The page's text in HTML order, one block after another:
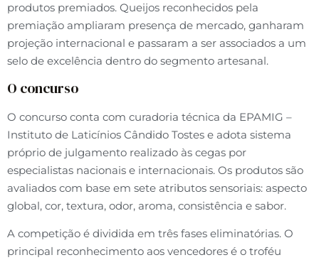
produtos premiados. Queijos reconhecidos pela
premiação ampliaram presença de mercado, ganharam
projeção internacional e passaram a ser associados a um
selo de excelência dentro do segmento artesanal.
O concurso
O concurso conta com curadoria técnica da EPAMIG –
Instituto de Laticínios Cândido Tostes e adota sistema
próprio de julgamento realizado às cegas por
especialistas nacionais e internacionais. Os produtos são
avaliados com base em sete atributos sensoriais: aspecto
global, cor, textura, odor, aroma, consistência e sabor.
A competição é dividida em três fases eliminatórias. O
principal reconhecimento aos vencedores é o troféu